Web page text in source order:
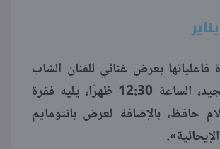
فاعلياتها بعرض غنائي للفنان الشاب
أدهم عبد المجيد، الساعة 12:30 ظهرًا، يليه فقرة
حافظ، بالإضافة لعرض بانتومايم